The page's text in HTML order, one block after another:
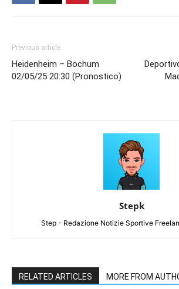
Previous article
Heidenheim – Bochum
02/05/25 20:30 (Pronostico)
Stepk
Step - Redazione Notizie Sportive
RELATED ARTICLES MORE FROM